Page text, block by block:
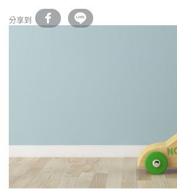
分享到